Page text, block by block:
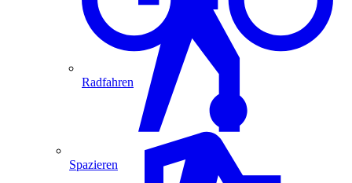
Radfahren
Spazieren